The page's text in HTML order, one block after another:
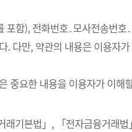
함), 전화번호․모사전송번호
. 다만, 약관의 내용은 이용자
중요한 내용을 이용자가 이해
래기본법」, 「전자금융거래법